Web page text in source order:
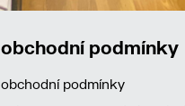
obchodní podmínky
obchodní podmínky